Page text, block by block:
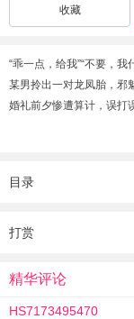
收藏
“乖一点，给我”“不要，我
某男拎出一对龙凤胎，邪
婚礼前夕惨遭算计，误打
高冷挑剔总裁：“这幅画
胜者为王，败者暖床，晓
目录
打赏
精华评论
HS7173495470